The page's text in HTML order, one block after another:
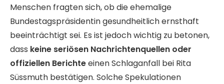
Menschen fragten sich, ob die ehemalige
Bundestagspräsidentin gesundheitlich ernsthaft
beeinträchtigt sei. Es ist jedoch wichtig zu betonen,
dass keine seriösen Nachrichtenquellen oder
offiziellen Berichteeinen Schlaganfall bei Rita
Süssmuth bestätigen. Solche Spekulationen